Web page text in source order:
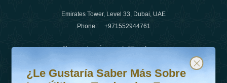
Emirates Tower, Level 33, Dubai, UAE
Phone: +971552944761
Correo electrónico:info@luxafar.com
Número de WhatsApp
+442034682356
+971552944761
¿Le gustaría saber más sobre las últimas tendencias en
Suscríbete a nuestro boletín y mantente actualizado
¿Le Gustaría Saber Más Sobre